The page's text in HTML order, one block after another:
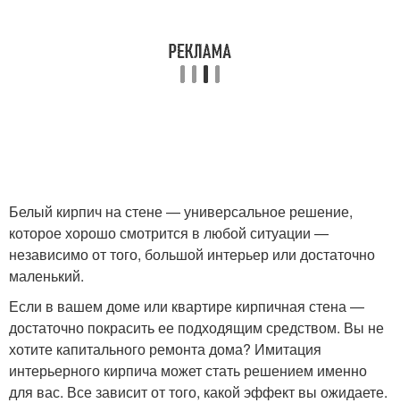
Белый кирпич на стене — универсальное решение,
которое хорошо смотрится в любой ситуации —
независимо от того, большой интерьер или достаточно
маленький.
Если в вашем доме или квартире кирпичная стена —
достаточно покрасить ее подходящим средством. Вы не
хотите капитального ремонта дома? Имитация
интерьерного кирпича может стать решением именно
для вас. Все зависит от того, какой эффект вы ожидаете.